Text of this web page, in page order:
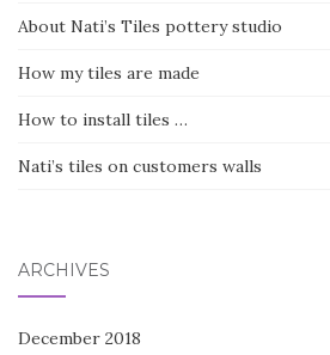
About Nati’s Tiles pottery studio
How my tiles are made
How to install tiles …
Nati’s tiles on customers walls
ARCHIVES
December 2018